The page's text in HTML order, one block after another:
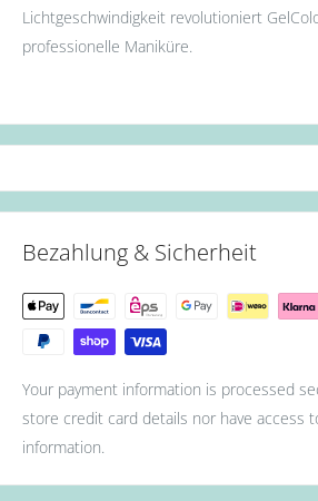
Lichtgeschwindigkeit revolutioniert
professionelle Maniküre.
Bezahlung & Sicherheit
Your payment information is processed
store credit card details nor have access
information.